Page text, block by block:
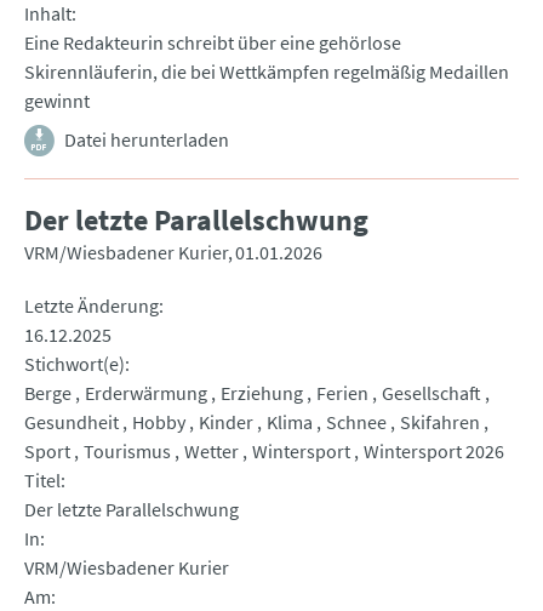
Inhalt
Eine Redakteurin schreibt über eine gehörlose
Skirennläuferin, die bei Wettkämpfen regelmäßig Medaillen
gewinnt
Datei herunterladen
Der letzte Parallelschwung
VRM/Wiesbadener Kurier 01.01.2026
Letzte Änderung
16.12.2025
Stichwort(e)
Berge Erderwärmung Erziehung Ferien Gesellschaft
Gesundheit Hobby Kinder Klima Schnee Skifahren
Sport Tourismus Wetter Wintersport Wintersport 2026
Titel
Der letzte Parallelschwung
In
VRM/Wiesbadener Kurier
Am